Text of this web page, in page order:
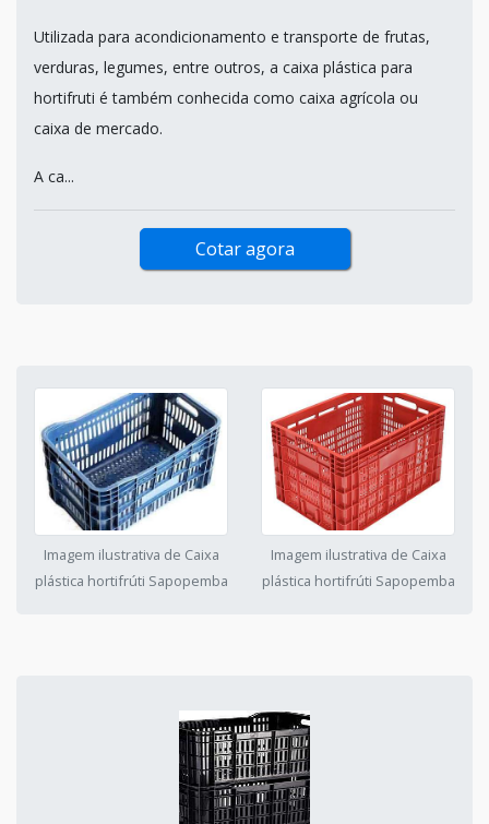
Utilizada para acondicionamento e transporte de frutas,
verduras, legumes, entre outros, a caixa plástica para
hortifruti é também conhecida como caixa agrícola ou
caixa de mercado.
A ca...
Cotar agora
Imagem ilustrativa de Caixa
plástica hortifrúti Sapopemba
Imagem ilustrativa de Caixa
plástica hortifrúti Sapopemba